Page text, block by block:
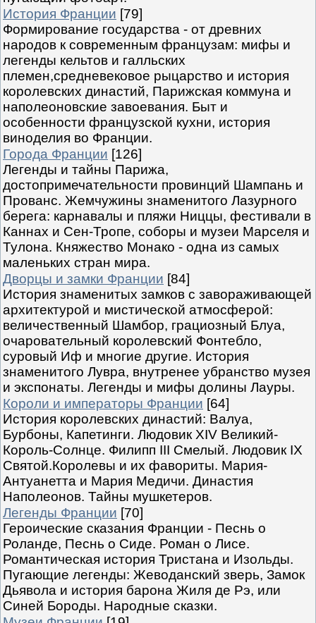
История Франции [79]
Формирование государства - от древних
народов к современным французам: мифы и
легенды кельтов и галльских
племен,средневековое рыцарство и история
королевских династий, Парижская коммуна и
наполеоновские завоевания. Быт и
особенности французской кухни, история
виноделия во Франции.
Города Франции [126]
Легенды и тайны Парижа,
достопримечательности провинций Шампань и
Прованс. Жемчужины знаменитого Лазурного
берега: карнавалы и пляжи Ниццы, фестивали в
Каннах и Сен-Тропе, соборы и музеи Марселя и
Тулона. Княжество Монако - одна из самых
маленьких стран мира.
Дворцы и замки Франции [84]
История знаменитых замков с завораживающей
архитектурой и мистической атмосферой:
величественный Шамбор, грациозный Блуа,
очаровательный королевский Фонтебло,
суровый Иф и многие другие. История
знаменитого Лувра, внутренее убранство музея
и экспонаты. Легенды и мифы долины Лауры.
Короли и императоры Франции [64]
История королевских династий: Валуа,
Бурбоны, Капетинги. Людовик XIV Великий-
Король-Солнце. Филипп III Смелый. Людовик IX
Святой.Королевы и их фавориты. Мария-
Антуанетта и Мария Медичи. Династия
Наполеонов. Тайны мушкетеров.
Легенды Франции [70]
Героические сказания Франции - Песнь о
Роланде, Песнь о Сиде. Роман о Лисе.
Романтическая история Тристана и Изольды.
Пугающие легенды: Жеводанский зверь, Замок
Дьявола и история барона Жиля де Рэ, или
Синей Бороды. Народные сказки.